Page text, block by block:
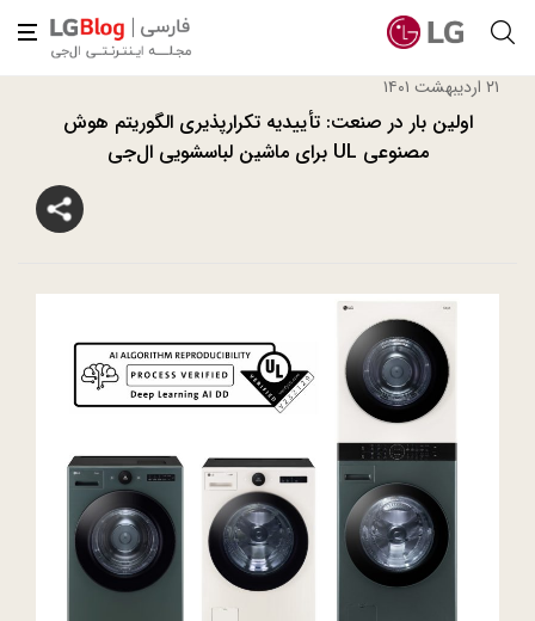
۲۱ اردیبهشت ۱۴۰۱
اولین بار در صنعت: تأییدیه تکرارپذیری الگوریتم هوش
مصنوعی UL برای ماشین لباسشویی ال‌جی